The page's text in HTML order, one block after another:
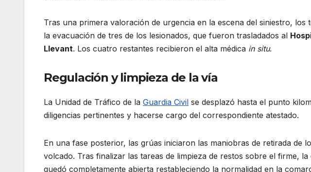
Tras una primera valoración de urgencia en la escena del siniestro, los
la evacuación de tres de los lesionados, que fueron trasladados al
Llevant. Los cuatro restantes recibieron el alta médica in situ.
Regulación y limpieza de la vía
La Unidad de Tráfico de la Guardia Civil se desplazó hasta el punto
diligencias pertinentes y hacerse cargo del correspondiente atestado.
En una fase posterior, las grúas iniciaron las maniobras de retirada de
volcado. Tras finalizar las tareas de limpieza de restos sobre el firme,
quedó completamente abierta restableciendo la normalidad en la